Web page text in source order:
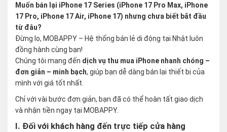
Muốn bán lại iPhone 17 Series (iPhone 17 Pro Max, iPhone
17 Pro, iPhone 17 Air, iPhone 17) nhưng chưa biết bắt đầu
từ đâu?
Đừng lo, MOBAPPY – Hệ thống bán lẻ di động tại Nhật luôn
đồng hành cùng bạn!
Chúng tôi mang đến dịch vụ thu mua iPhone nhanh chóng –
đơn giản – minh bạch, giúp bạn dễ dàng bán lại thiết bị của
mình với giá tốt nhất.
Chỉ với vài bước đơn giản, bạn đã có thể hoàn tất giao dịch
và nhận tiền ngay tại MOBAPPY.
I. Đối với khách hàng đến trực tiếp cửa hàng